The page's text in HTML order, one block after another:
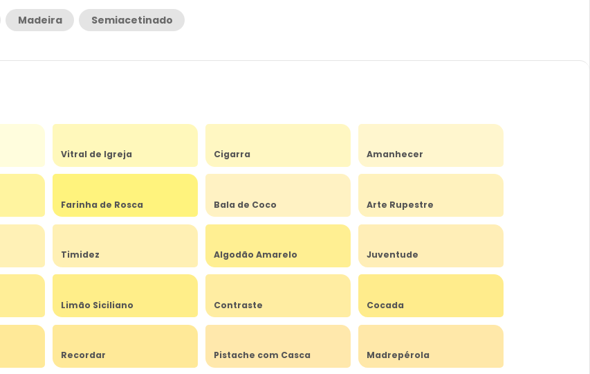
Madeira Semiacetinado
Vitral de Igreja Cigarra Amanhecer
Farinha de Rosca Bala de Coco Arte Rupestre
Timidez Algodão Amarelo Juventude
Limão Siciliano Contraste Cocada
Recordar Pistache com Casca Madrepérola